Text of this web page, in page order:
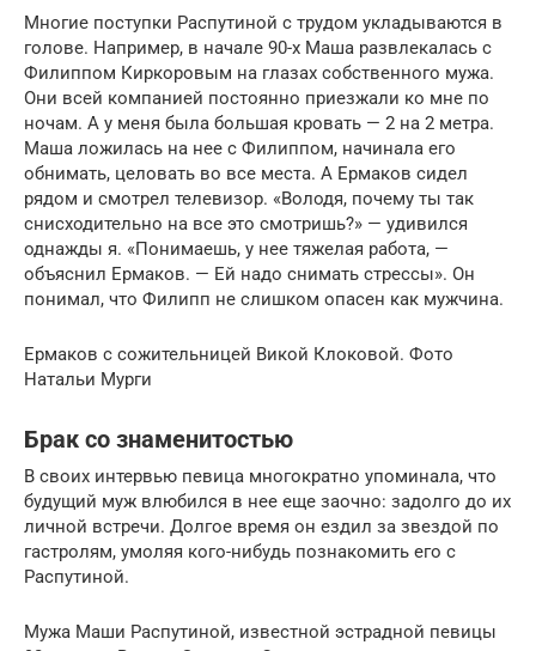
Многие поступки Распутиной с трудом укладываются в
голове. Например, в начале 90-х Маша развлекалась с
Филиппом Киркоровым на глазах собственного мужа.
Они всей компанией постоянно приезжали ко мне по
ночам. А у меня была большая кровать — 2 на 2 метра.
Маша ложилась на нее с Филиппом, начинала его
обнимать, целовать во все места. А Ермаков сидел
рядом и смотрел телевизор. «Володя, почему ты так
снисходительно на все это смотришь?» — удивился
однажды я. «Понимаешь, у нее тяжелая работа, —
объяснил Ермаков. — Ей надо снимать стрессы». Он
понимал, что Филипп не слишком опасен как мужчина.
Ермаков с сожительницей Викой Клоковой. Фото
Натальи Мурги
Брак со знаменитостью
В своих интервью певица многократно упоминала, что
будущий муж влюбился в нее еще заочно: задолго до их
личной встречи. Долгое время он ездил за звездой по
гастролям, умоляя кого-нибудь познакомить его с
Распутиной.
Мужа Маши Распутиной, известной эстрадной певицы